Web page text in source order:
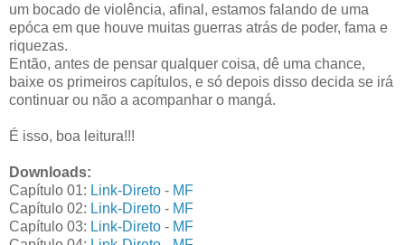
um bocado de violência, afinal, estamos falando de uma
epóca em que houve muitas guerras atrás de poder, fama e
riquezas.
Então, antes de pensar qualquer coisa, dê uma chance,
baixe os primeiros capítulos, e só depois disso decida se irá
continuar ou não a acompanhar o mangá.
É isso, boa leitura!!!
Downloads:
Capítulo 01: Link-Direto - MF
Capítulo 02: Link-Direto - MF
Capítulo 03: Link-Direto - MF